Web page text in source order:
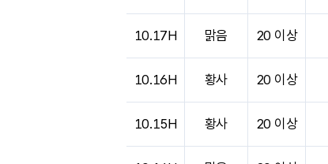
10.17H 맑음 20 이상
10.16H 황사 20 이상
10.15H 황사 20 이상